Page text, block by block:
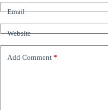
Email
Website
Add Comment *